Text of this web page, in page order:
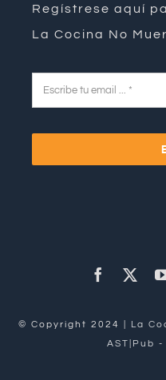
Regístrese aquí
La Cocina No
© Copyright 2024 | La
AST|Pub -